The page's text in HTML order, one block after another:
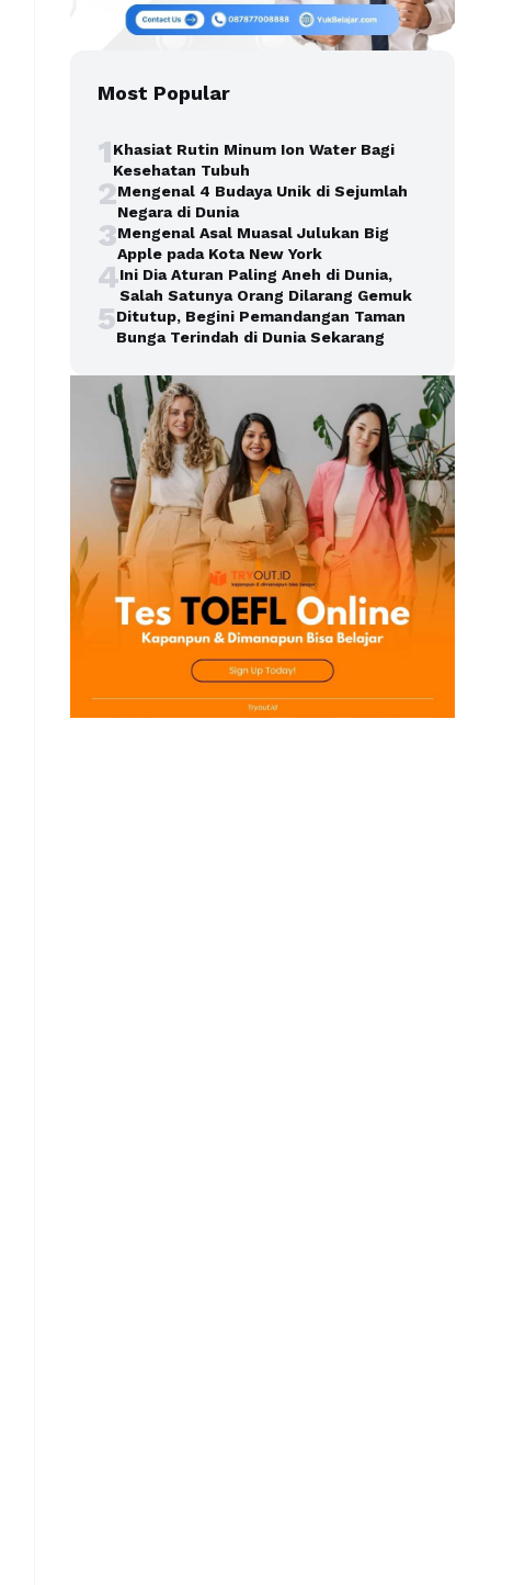
Most Popular
1Khasiat Rutin Minum Ion Water Bagi
Kesehatan Tubuh
2Mengenal 4 Budaya Unik di Sejumlah
Negara di Dunia
3Mengenal Asal Muasal Julukan Big
Apple pada Kota New York
4Ini Dia Aturan Paling Aneh di Dunia,
Salah Satunya Orang Dilarang Gemuk
5Ditutup, Begini Pemandangan Taman
Bunga Terindah di Dunia Sekarang